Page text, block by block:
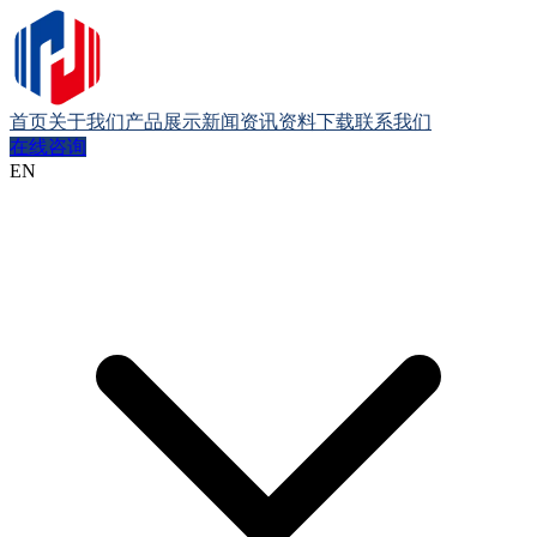
首页关于我们产品展示新闻资讯资料下载联系我们
在线咨询
EN